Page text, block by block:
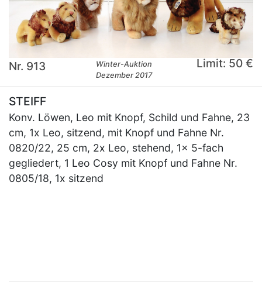
Nr. 913
Winter-Auktion
Dezember 2017
Limit: 50 €
STEIFF
Konv. Löwen, Leo mit Knopf, Schild und Fahne, 23
cm, 1x Leo, sitzend, mit Knopf und Fahne Nr.
0820/22, 25 cm, 2x Leo, stehend, 1x 5-fach
gegliedert, 1 Leo Cosy mit Knopf und Fahne Nr.
0805/18, 1x sitzend